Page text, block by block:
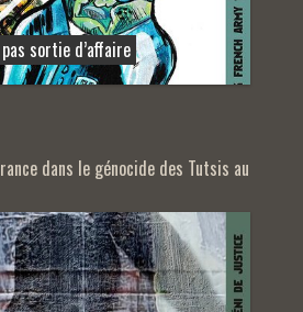
sortie d’affaire
dans le génocide des Tutsis au